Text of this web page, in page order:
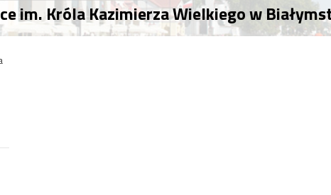
im. Króla Kazimierza Wielkiego w